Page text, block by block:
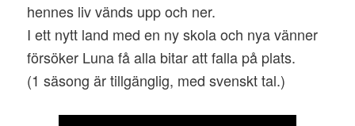
hennes liv vänds upp och ner.
I ett nytt land med en ny skola och nya vänner
försöker Luna få alla bitar att falla på plats.
(1 säsong är tillgänglig, med svenskt tal.)